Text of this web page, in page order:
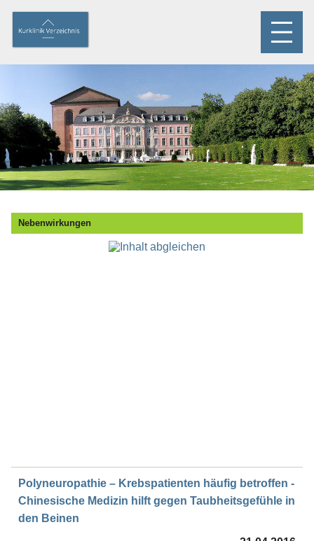
Nebenwirkungen
Polyneuropathie – Krebspatienten häufig betroffen -
Chinesische Medizin hilft gegen Taubheitsgefühle in
den Beinen